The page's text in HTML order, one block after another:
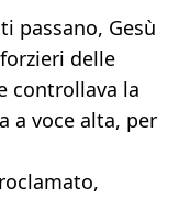
passano, Gesù
delle
controllava la
a voce alta, per